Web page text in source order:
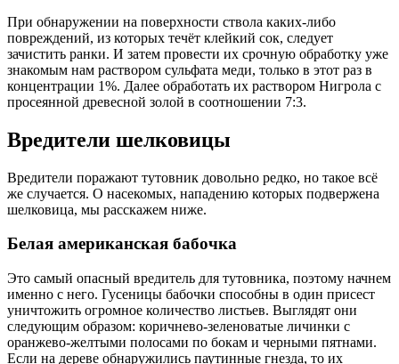
При обнаружении на поверхности ствола каких-либо
повреждений, из которых течёт клейкий сок, следует
зачистить ранки. И затем провести их срочную обработку уже
знакомым нам раствором сульфата меди, только в этот раз в
концентрации 1%. Далее обработать их раствором Нигрола с
просеянной древесной золой в соотношении 7:3.
Вредители шелковицы
Вредители поражают тутовник довольно редко, но такое всё
же случается. О насекомых, нападению которых подвержена
шелковица, мы расскажем ниже.
Белая американская бабочка
Это самый опасный вредитель для тутовника, поэтому начнем
именно с него. Гусеницы бабочки способны в один присест
уничтожить огромное количество листьев. Выглядят они
следующим образом: коричнево-зеленоватые личинки с
оранжево-желтыми полосами по бокам и черными пятнами.
Если на дереве обнаружились паутинные гнезда, то их